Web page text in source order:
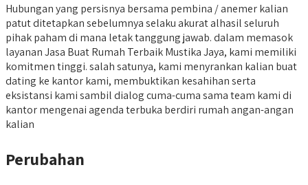
Hubungan yang persisnya bersama pembina / anemer kalian
patut ditetapkan sebelumnya selaku akurat alhasil seluruh
pihak paham di mana letak tanggung jawab. dalam memasok
layanan Jasa Buat Rumah Terbaik Mustika Jaya, kami memiliki
komitmen tinggi. salah satunya, kami menyrankan kalian buat
dating ke kantor kami, membuktikan kesahihan serta
eksistansi kami sambil dialog cuma-cuma sama team kami di
kantor mengenai agenda terbuka berdiri rumah angan-angan
kalian
Perubahan